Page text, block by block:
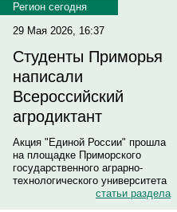
Регион сегодня
29 Мая 2026, 16:37
Студенты Приморья
написали
Всероссийский
агродиктант
Акция "Единой России" прошла
на площадке Приморского
государственного аграрно-
технологического университета
статьи раздела